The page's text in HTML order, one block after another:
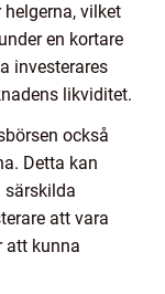
vilket
en kortare
investerares
likviditet.
också
Detta kan
särskilda
att vara
att kunna